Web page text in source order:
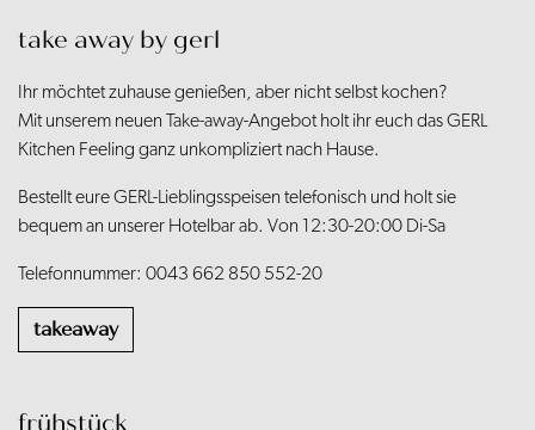
take away by gerl
Ihr möchtet zuhause genießen, aber nicht selbst kochen?
Mit unserem neuen Take-away-Angebot holt ihr euch das GERL
Kitchen Feeling ganz unkompliziert nach Hause.
Bestellt eure GERL-Lieblingsspeisen telefonisch und holt sie
bequem an unserer Hotelbar ab. Von 12:30-20:00 Di-Sa
Telefonnummer: 0043 662 850 552-20
takeaway
frühstück